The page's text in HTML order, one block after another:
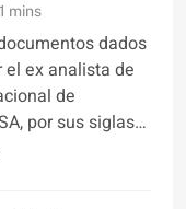
1 mins
dados
el ex analista de
de
por sus siglas…